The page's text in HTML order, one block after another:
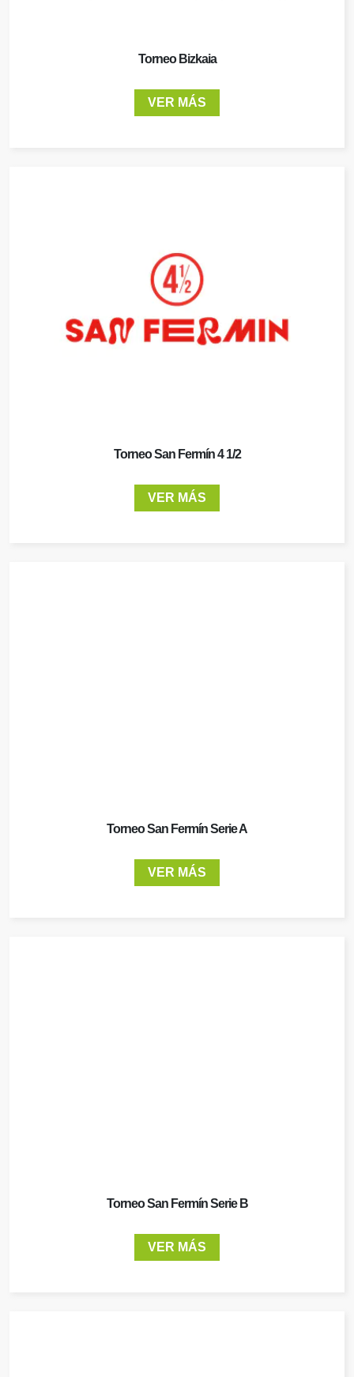
Torneo Bizkaia
VER MÁS
Torneo San Fermín 4 1/2
VER MÁS
Torneo San Fermín Serie A
VER MÁS
Torneo San Fermín Serie B
VER MÁS